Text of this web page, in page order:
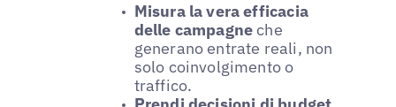
Misura la vera efficacia
delle campagneche
generano entrate reali, non
solo coinvolgimento o
traffico.